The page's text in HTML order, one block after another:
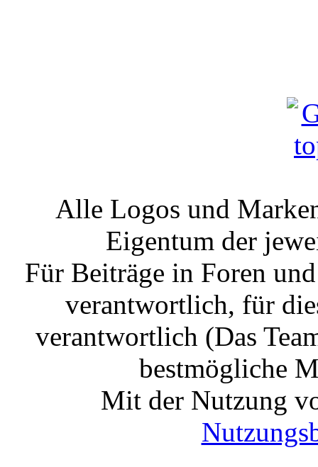
Alle Logos und
Eigentum der
Für Beiträge in Foren
verantwortlich, für
verantwortlich (Das
bestmögliche
Mit der Nutzung